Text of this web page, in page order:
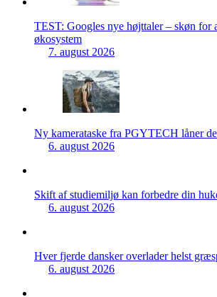
TEST: Googles nye højttaler – skøn for
økosystem
7. august 2026
Ny kamerataske fra PGYTECH låner
6. august 2026
Skift af studiemiljø kan forbedre din
6. august 2026
Hver fjerde dansker overlader helst
6. august 2026